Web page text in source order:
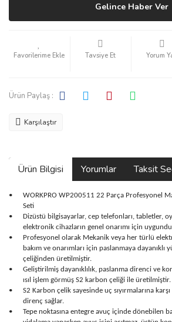
Gelince Haber Ver
Tavsiye Et Yorum
Ürün Paylaş :
Karşılaştır
Ürün Bilgisi Yorumlar Taksit
•
WORKPRO WP200511 22 Parça Profesyonel
Seti
•
Dizüstü bilgisayarlar, cep telefonları, tabletler,
elektronik cihazların genel onarımı için
•
Profesyonel olarak Mekanik veya her türlü
bakım ve onarımları için paslanmaya dayanıklı
çeliğinden üretilmiştir.
•
Geliştirilmiş dayanıklılık, paslanma direnci ve
ısıl işlem görmüş S2 karbon çeliği ile üretilmiştir.
•
S2 Karbon çelik sayesinde uç sıyırmalarına karşı
direnç sağlar.
•
Tepe noktasına entegre avuç içinde dönebilen